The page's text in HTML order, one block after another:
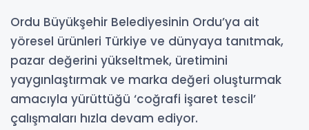
Ordu Büyükşehir Belediyesinin Ordu’ya ait
yöresel ürünleri Türkiye ve dünyaya tanıtmak,
pazar değerini yükseltmek, üretimini
yaygınlaştırmak ve marka değeri oluşturmak
amacıyla yürüttüğü ‘coğrafi işaret tescil’
çalışmaları hızla devam ediyor.